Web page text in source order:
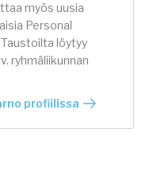
myös uusia
Personal
löytyy
ryhmäliikunnan
profiilissa